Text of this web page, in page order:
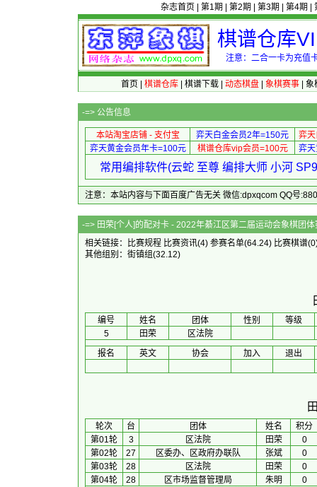
杂志首页 第1期 第2期 第3期 第4期
棋谱仓库
注意：二合一卡为充值
首页 棋谱仓库| 棋谱下载| 动态棋盘| 象棋赛事| 象
-=> 公告信息
本站淘宝店铺 - 支付宝 弈天白金会员2年=150元
弈
弈天黄金会员年卡=100元
棋谱仓库vip会员=100元 弈
常用编排软件(云蛇 至尊 编排大师 小河
注意：本站内容与下面百度广告无关 微信:dpxqcom QQ号
-=> 田荣[个人]的配对卡 - 2022年綦江区
相关链接：
比赛规程 比赛资讯(4) 参赛名单(64.24) 比赛棋谱
其他组别： 街镇组(32.12)
编号 姓名 团体 性别
等级
5
田荣
区法院
报名
英文 协会 加入 退出
轮次 台 团体 姓名
积分
第01轮
3 区法院 田荣
0
第02轮
27 区委办、区政府办联队 张斌
0
第03轮
28 区法院 田荣
0
第04轮
28 区市场监督管理局 朱明
0